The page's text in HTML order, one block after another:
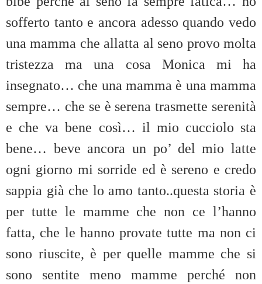
sofferto tanto e ancora adesso quando vedo
una mamma che allatta al seno provo molta
tristezza ma una cosa Monica mi ha
insegnato… che una mamma è una mamma
sempre… che se è serena trasmette serenità
e che va bene così… il mio cucciolo sta
bene… beve ancora un po’ del mio latte
ogni giorno mi sorride ed è sereno e credo
sappia già che lo amo tanto..questa storia è
per tutte le mamme che non ce l’hanno
fatta, che le hanno provate tutte ma non ci
sono riuscite, è per quelle mamme che si
sono sentite meno mamme perché non